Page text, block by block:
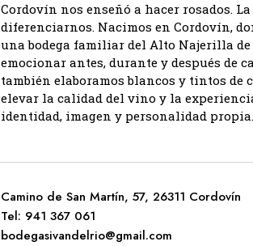
Cordovín nos enseñó a hacer rosados.
diferenciarnos. Nacimos en Cordovín,
una bodega familiar del Alto Najerilla
emocionar antes, durante y después de
también elaboramos blancos y tintos de
elevar la calidad del vino y la
identidad, imagen y personalidad propia.
Camino de San Martín, 57, 26311 Cordovín
Tel: 941 367 061
bodegasivandelrio@gmail.com